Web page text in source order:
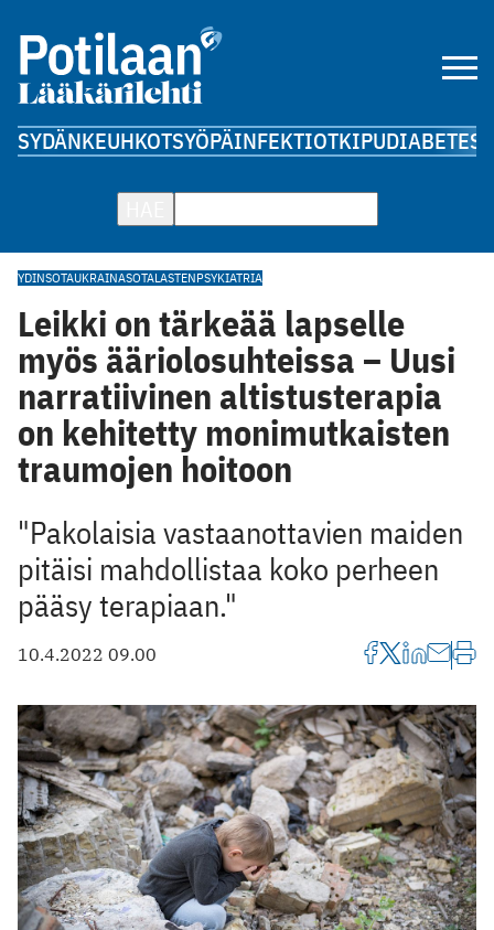
SYDÄNKEUHKOTSYÖPÄINFEKTIOTKIPUDIABETES
YDINSOTAUKRAINASOTALASTENPSYKIATRIA
Leikki on tärkeää lapselle
myös ääriolosuhteissa – Uusi
narratiivinen altistusterapia
on kehitetty monimutkaisten
traumojen hoitoon
"Pakolaisia vastaanottavien maiden
pitäisi mahdollistaa koko perheen
pääsy terapiaan."
10.4.2022 09.00